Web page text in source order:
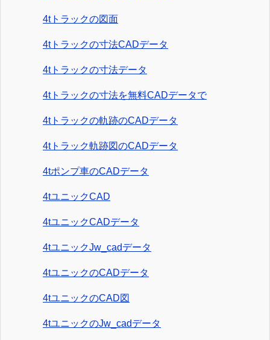
4tトラックの図面
4tトラックの寸法CADデータ
4tトラックの寸法データ
4tトラックの寸法を無料CADデータで
4tトラックの軌跡のCADデータ
4tトラック軌跡図のCADデータ
4tポンプ車のCADデータ
4tユニックCAD
4tユニックCADデータ
4tユニックJw_cadデータ
4tユニックのCADデータ
4tユニックのCAD図
4tユニックのJw_cadデータ